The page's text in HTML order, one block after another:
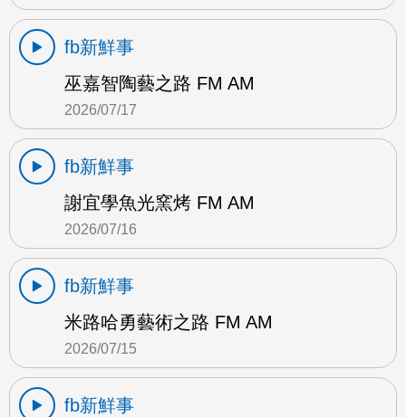
fb新鮮事
巫嘉智陶藝之路 FM AM
2026/07/17
fb新鮮事
謝宜學魚光窯烤 FM AM
2026/07/16
fb新鮮事
米路哈勇藝術之路 FM AM
2026/07/15
fb新鮮事